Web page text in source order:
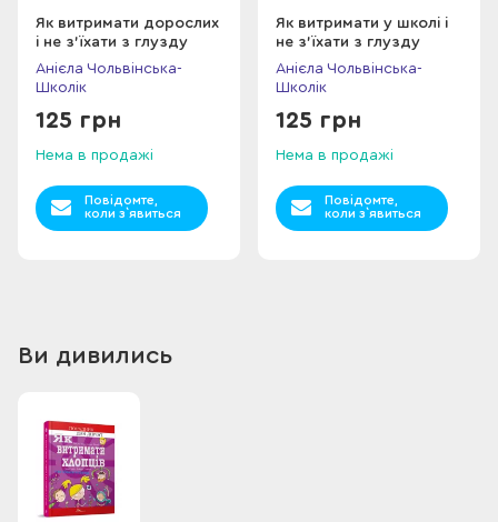
Як витримати дорослих
і не з’їхати з глузду
Анієла Чольвінська-
Школік
125 грн
Нема в продажі
Повідомте,
коли з`явиться
Як витримати у школі і
не з’їхати з глузду
Анієла Чольвінська-
Школік
125 грн
Нема в продажі
Повідомте,
коли з`явиться
Ви дивились